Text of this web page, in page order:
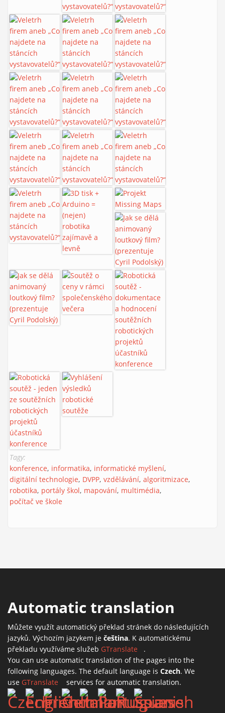
Tagy:
konference informatika informatické myšlení
digitální technologie DVPP vzdělávání algoritmizace
robotika portály škol mapování multimédia
počítač ve škole
Automatic translation
Můžete využít automatický překlad stránek do následujících
jazyků. Výchozím jazykem je čeština. K automatickému
překladu využíváme služeb GTranslate (link is external)
.
You can use automatic translation of the pages into the
following languages. The default language is Czech. We
use GTranslate (link is external)
services for automatic translation.